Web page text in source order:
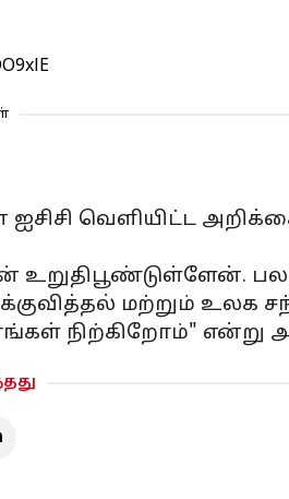
வெளியிட்ட
உறுதிபூண்டுள்ளேன்.
மற்றும் உலக
நிற்கிறோம்" என்று